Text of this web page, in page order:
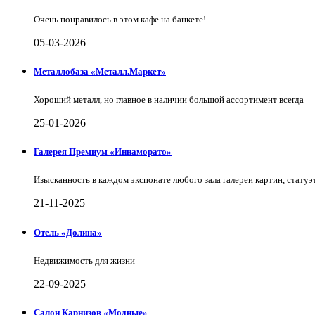
Очень понравилось в этом кафе на банкете!
05-03-2026
Металлобаза «Металл.Маркет»
Хороший металл, но главное в наличии большой ассортимент всегда
25-01-2026
Галерея Премиум «Иннаморато»
Изысканность в каждом экспонате любого зала галереи картин,
21-11-2025
Отель «Долина»
Недвижимость для жизни
22-09-2025
Салон Карнизов «Модные»